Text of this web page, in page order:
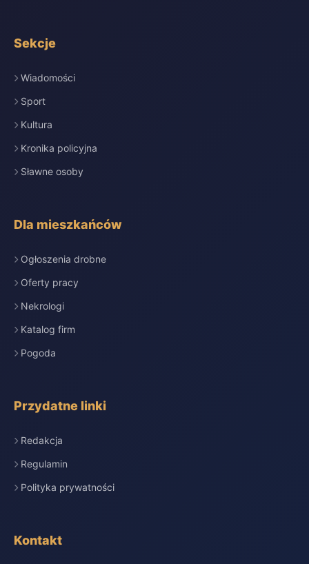
Sekcje
Wiadomości
Sport
Kultura
Kronika policyjna
Sławne osoby
Dla mieszkańców
Ogłoszenia drobne
Oferty pracy
Nekrologi
Katalog firm
Pogoda
Przydatne linki
Redakcja
Regulamin
Polityka prywatności
Kontakt